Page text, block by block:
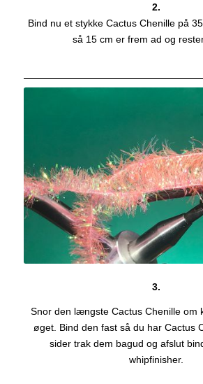
2.
Bind nu et stykke Cactus Chenille på
så 15 cm er frem ad og
3.
Snor den længste Cactus Chenille om
øget. Bind den fast så du har Cactus
sider trak dem bagud og afslut
whipfinisher.